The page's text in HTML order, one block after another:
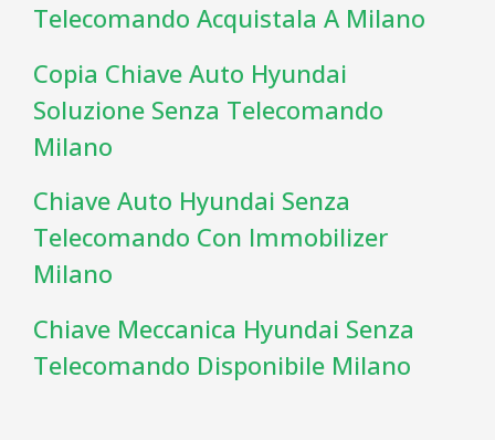
Telecomando Acquistala A Milano
Copia Chiave Auto Hyundai
Soluzione Senza Telecomando
Milano
Chiave Auto Hyundai Senza
Telecomando Con Immobilizer
Milano
Chiave Meccanica Hyundai Senza
Telecomando Disponibile Milano